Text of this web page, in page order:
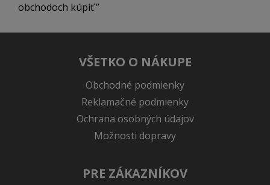
obchodoch kúpiť.
VŠETKO O NÁKUPE
Obchodné podmienky
Reklamačné podmienky
Ochrana osobných údajov
Možnosti dopravy
PRE ZÁKAZNÍKOV